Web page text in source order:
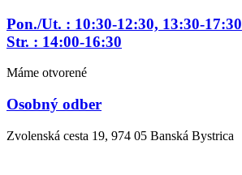
Pon./Ut. : 10:30-12:30, 13:30-17:30
Str. : 14:00-16:30
Máme otvorené
Osobný odber
Zvolenská cesta 19, 974 05 Banská Bystrica